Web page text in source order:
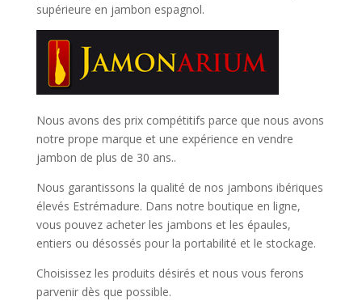
supérieure en jambon espagnol.
Nous avons des prix compétitifs parce que nous avons
notre prope marque et une expérience en vendre
jambon de plus de 30 ans..
Nous garantissons la qualité de nos jambons ibériques
élevés Estrémadure. Dans notre boutique en ligne,
vous pouvez acheter les jambons et les épaules,
entiers ou désossés pour la portabilité et le stockage.
Choisissez les produits désirés et nous vous ferons
parvenir dès que possible.